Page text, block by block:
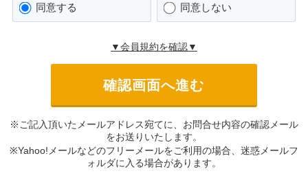
同意する 同意しない
▼会員規約を確認▼
※ご記入頂いたメールアドレス宛てに、お問合せ内容の確認メール
をお送りいたします。
※Yahoo!メールなどのフリーメールをご利用の場合、迷惑メールフ
ォルダに入る場合があります。